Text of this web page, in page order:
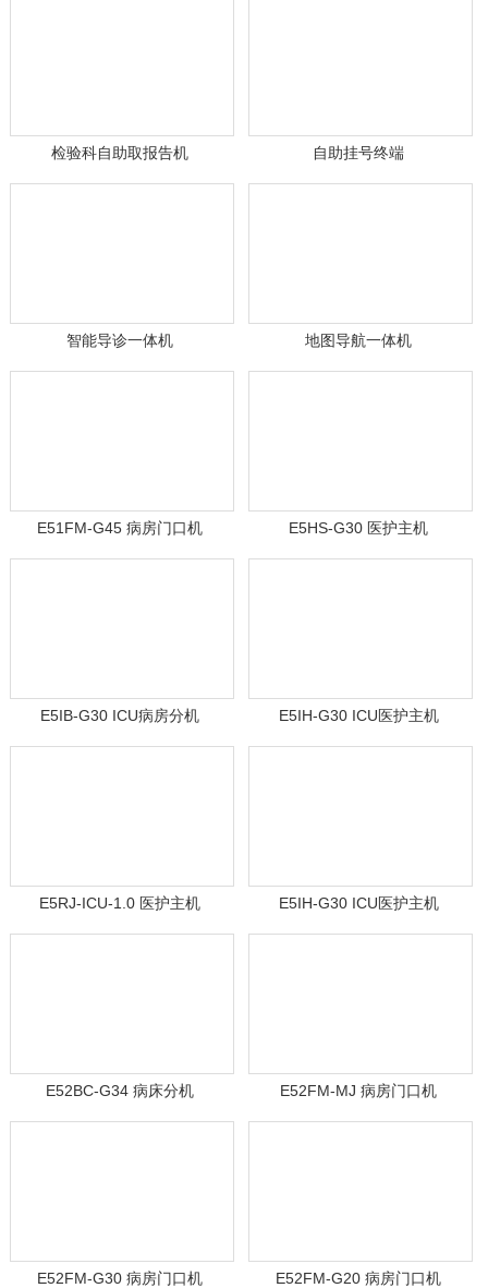
检验科自助取报告机 自助挂号终端
智能导诊一体机 地图导航一体机
E51FM-G45 病房门口机 E5HS-G30 医护主机
E5IB-G30 ICU病房分机 E5IH-G30 ICU医护主机
E5RJ-ICU-1.0 医护主机 E5IH-G30 ICU医护主机
E52BC-G34 病床分机 E52FM-MJ 病房门口机
E52FM-G30 病房门口机 E52FM-G20 病房门口机